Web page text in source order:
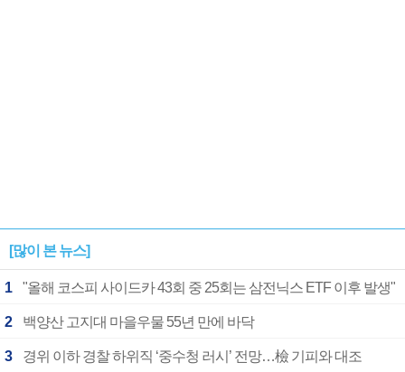
[많이 본 뉴스]
1 "올해 코스피 사이드카 43회 중 25회는 삼전닉스 ETF 이후 발생"
2 백양산 고지대 마을우물 55년 만에 바닥
3 경위 이하 경찰 하위직 ‘중수청 러시’ 전망…檢 기피와 대조